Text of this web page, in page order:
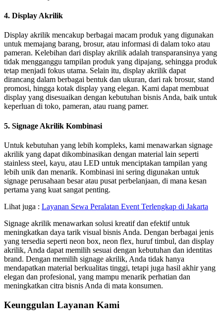
4. Display Akrilik
Display akrilik mencakup berbagai macam produk yang digunakan
untuk memajang barang, brosur, atau informasi di dalam toko atau
pameran. Kelebihan dari display akrilik adalah transparansinya yang
tidak mengganggu tampilan produk yang dipajang, sehingga produk
tetap menjadi fokus utama. Selain itu, display akrilik dapat
dirancang dalam berbagai bentuk dan ukuran, dari rak brosur, stand
promosi, hingga kotak display yang elegan. Kami dapat membuat
display yang disesuaikan dengan kebutuhan bisnis Anda, baik untuk
keperluan di toko, pameran, atau ruang pamer.
5. Signage Akrilik Kombinasi
Untuk kebutuhan yang lebih kompleks, kami menawarkan signage
akrilik yang dapat dikombinasikan dengan material lain seperti
stainless steel, kayu, atau LED untuk menciptakan tampilan yang
lebih unik dan menarik. Kombinasi ini sering digunakan untuk
signage perusahaan besar atau pusat perbelanjaan, di mana kesan
pertama yang kuat sangat penting.
Lihat juga : Layanan Sewa Peralatan Event Terlengkap di Jakarta
Signage akrilik menawarkan solusi kreatif dan efektif untuk
meningkatkan daya tarik visual bisnis Anda. Dengan berbagai jenis
yang tersedia seperti neon box, neon flex, huruf timbul, dan display
akrilik, Anda dapat memilih sesuai dengan kebutuhan dan identitas
brand. Dengan memilih signage akrilik, Anda tidak hanya
mendapatkan material berkualitas tinggi, tetapi juga hasil akhir yang
elegan dan profesional, yang mampu menarik perhatian dan
meningkatkan citra bisnis Anda di mata konsumen.
Keunggulan Layanan Kami